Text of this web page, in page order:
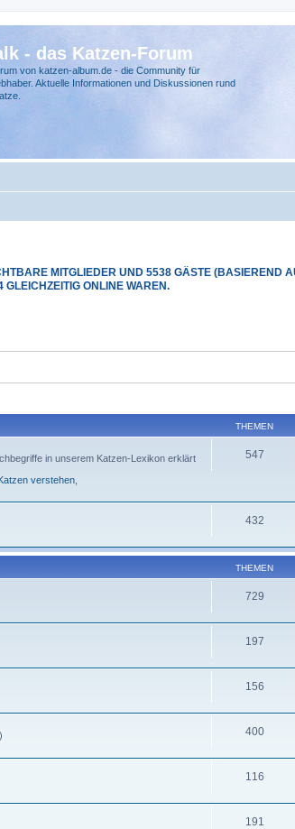
- das Katzen-Forum
von katzen-album.de - die Community für
Aktuelle Informationen und Diskussionen rund
MITGLIEDER UND 5538 GÄSTE (BASIEREND
ONLINE WAREN.
THEMEN
in unserem Katzen-Lexikon erklärt
verstehen
547
432
THEMEN
729
197
156
400
116
191